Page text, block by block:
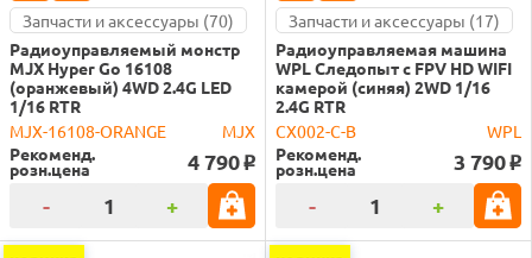
Запчасти и аксессуары (70)
Радиоуправляемый монстр
MJX Hyper Go 16108
(оранжевый) 4WD 2.4G LED
1/16 RTR
MJX-16108-ORANGE
MJX
Рекоменд.
розн.цена 4 790 o
- +
Запчасти и аксессуары (17)
Радиоуправляемая машина
WPL Следопыт с FPV HD WIFI
камерой (синяя) 2WD 1/16
2.4G RTR
CX002-C-B
WPL
Рекоменд.
розн.цена 3 790 o
- +